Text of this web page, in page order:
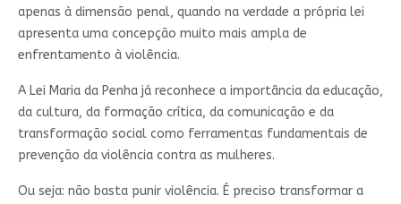
apenas à dimensão penal, quando na verdade a própria lei
apresenta uma concepção muito mais ampla de
enfrentamento à violência.
A Lei Maria da Penha já reconhece a importância da educação,
da cultura, da formação crítica, da comunicação e da
transformação social como ferramentas fundamentais de
prevenção da violência contra as mulheres.
Ou seja: não basta punir violência. É preciso transformar a